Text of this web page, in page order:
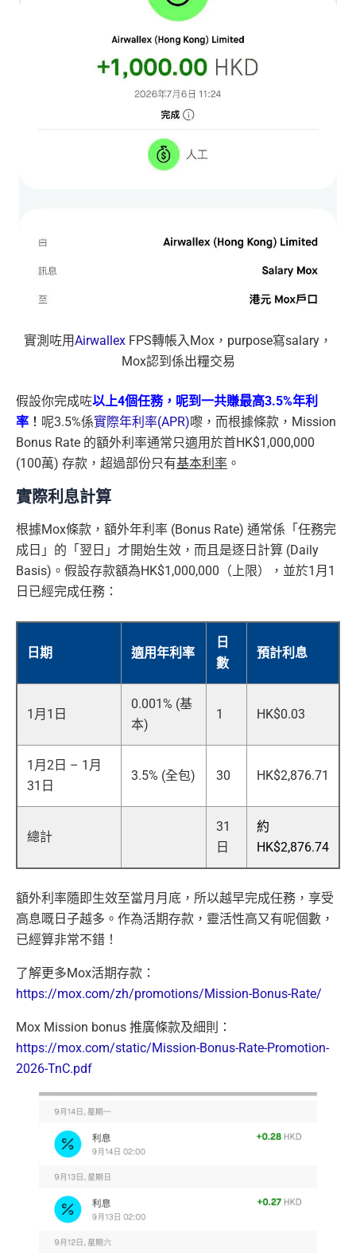
實測咗用Airwallex FPS轉帳入Mox，purpose寫salary，
Mox認到係出糧交易
假設你完成咗以上4個任務， 呢到一共賺最高3.5%年利
率 ！ 呢3.5%係實際年利率(APR)嚟，而根據條款，Mission
Bonus Rate 的額外利率通常只適用於首HK$1,000,000
(100萬) 存款，超過部份只有基本利率 。
實際利息計算
根據Mox條款，額外年利率 (Bonus Rate) 通常係「任務完
成日」的「翌日」才開始生效，而且是逐日計算 (Daily
Basis)。假設存款額為HK$1,000,000（上限），並於1月1
日已經完成任務：
日期 適用年利率
日
數
預計利息
1月1日
0.001% (基
本)
1 HK$0.03
1月2日 – 1月
31日
3.5% (全包) 30 HK$2,876.71
總計
31
日
約
HK$2,876.74
額外利率隨即生效至當月月底，所以越早完成任務，享受
高息嘅日子越多。作為活期存款，靈活性高又有呢個數，
已經算非常不錯！
了解更多Mox活期存款：
https://mox.com/zh/promotions/Mission-Bonus-Rate/
Mox Mission bonus 推廣條款及細則：
https://mox.com/static/Mission-Bonus-Rate-Promotion-
2026-TnC.pdf